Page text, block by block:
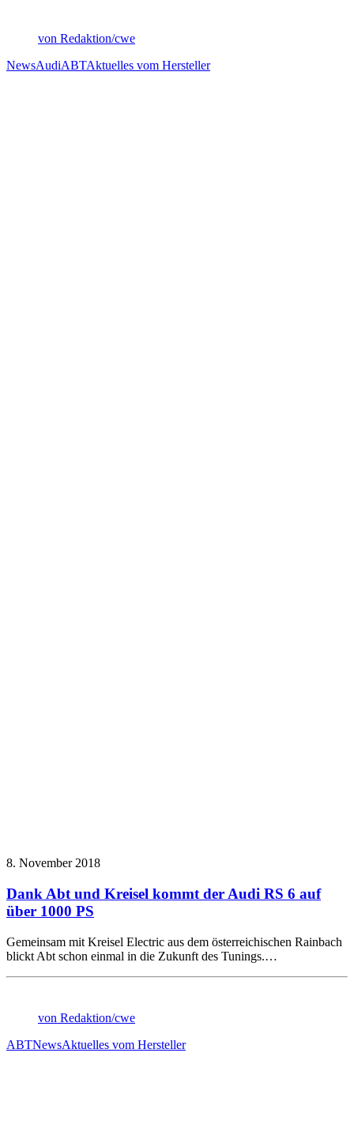
von Redaktion/cwe
NewsAudiABTAktuelles vom Hersteller
8. November 2018
Dank Abt und Kreisel kommt der Audi RS 6 auf
über 1000 PS
Gemeinsam mit Kreisel Electric aus dem österreichischen Rainbach
blickt Abt schon einmal in die Zukunft des Tunings.…
von Redaktion/cwe
ABTNewsAktuelles vom Hersteller